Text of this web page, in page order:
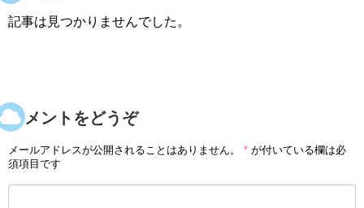
記事は見つかりませんでした。
コメントをどうぞ
メールアドレスが公開されることはありません。 * が付いている欄は必
須項目です